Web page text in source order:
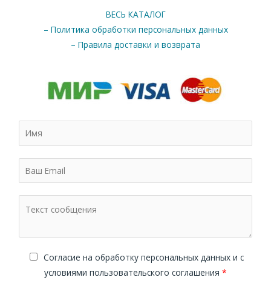
ВЕСЬ КАТАЛОГ
– Политика обработки персональных данных
– Правила доставки и возврата
Cогласие на обработку персональных данных и с
условиями пользовательского соглашения *